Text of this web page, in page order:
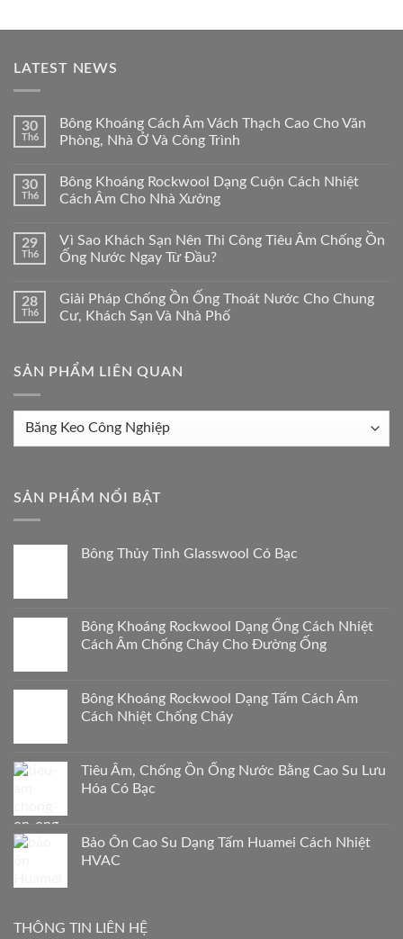
LATEST NEWS
30
Th6
Bông Khoáng Cách Âm Vách Thạch Cao Cho Văn
Phòng, Nhà Ở Và Công Trình
30
Th6
Bông Khoáng Rockwool Dạng Cuộn Cách Nhiệt
Cách Âm Cho Nhà Xưởng
29
Th6
Vì Sao Khách Sạn Nên Thi Công Tiêu Âm Chống Ồn
Ống Nước Ngay Từ Đầu?
28
Th6
Giải Pháp Chống Ồn Ống Thoát Nước Cho Chung
Cư, Khách Sạn Và Nhà Phố
SẢN PHẨM LIÊN QUAN
Sản
SẢN PHẨM NỔI BẬT
Bông Thủy Tinh Glasswool Có Bạc
Bông Khoáng Rockwool Dạng Ống Cách Nhiệt
Cách Âm Chống Cháy Cho Đường Ống
Bông Khoáng Rockwool Dạng Tấm Cách Âm
Cách Nhiệt Chống Cháy
Tiêu Âm, Chống Ồn Ống Nước Bằng Cao Su Lưu
Hóa Có Bạc
Bảo Ôn Cao Su Dạng Tấm Huamei Cách Nhiệt
HVAC
THÔNG TIN LIÊN HỆ